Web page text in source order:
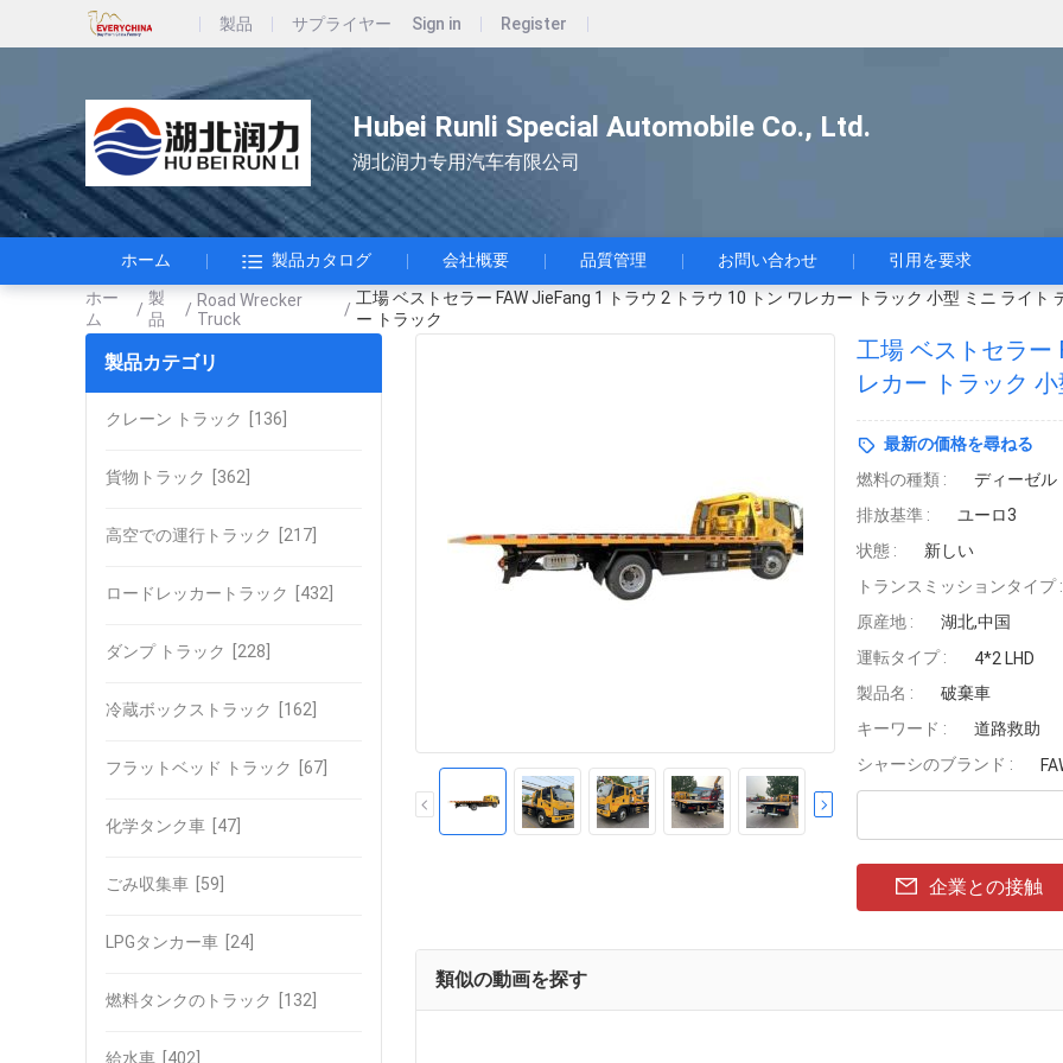
製品 サプライヤー Sign in Register
Hubei Runli Special Automobile Co., Ltd.
湖北润力专用汽车有限公司
ホーム 製品カタログ 会社概要 品質管理 お問い合わせ
引用を要求
ホー
ム
/
製
品
/ Road Wrecker
Truck
/
工場 ベストセラー FAW JieFang 1 トラウ 2 トラウ 10 トン ワレカー トラック 小型 ミニ ライ
ー トラック
製品カテゴリ
クレーン トラック [136]
貨物トラック [362]
高空での運行トラック [217]
ロードレッカートラック [432]
ダンプ トラック [228]
冷蔵ボックストラック [162]
フラットベッド トラック [67]
化学タンク車 [47]
ごみ収集車 [59]
LPGタンカー車 [24]
燃料タンクのトラック [132]
給水車 [402]
工場 ベストセラー
レカー トラック
プラットフォーム
最新の価格を尋ねる
燃料の種類 :
ディーゼル
排放基準 :
ユーロ3
状態 :
新しい
トランスミッションタイプ :
原産地 :
湖北,中国
運転タイプ :
4*2 LHD
製品名 :
破棄車
キーワード :
道路救助
シャーシのブランド :
企業との接触
類似の動画を探す